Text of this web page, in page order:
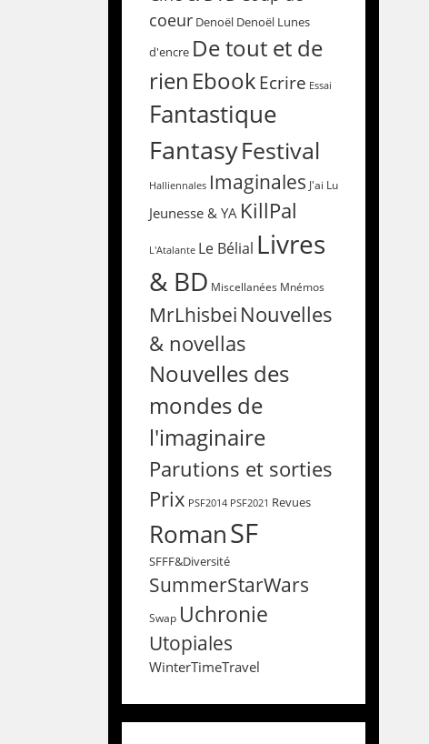
coeur Denoël Denoël Lunes
d'encre De tout et de
rien EbookEcrire Essai
Fantastique
FantasyFestival
Halliennales Imaginales J'ai Lu
Jeunesse & YA KillPal
L'Atalante Le Bélial Livres
& BD Miscellanées Mnémos
MrLhisbei Nouvelles
& novellas
Nouvelles des
mondes de
l'imaginaire
Parutions et sorties
Prix PSF2014 PSF2021 Revues
RomanSF
SFFF&Diversité
SummerStarWars
Swap Uchronie
Utopiales
WinterTimeTravel